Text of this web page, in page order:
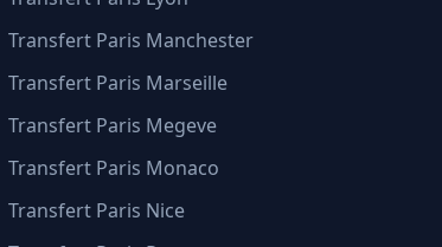
Transfert Paris Manchester
Transfert Paris Marseille
Transfert Paris Megeve
Transfert Paris Monaco
Transfert Paris Nice